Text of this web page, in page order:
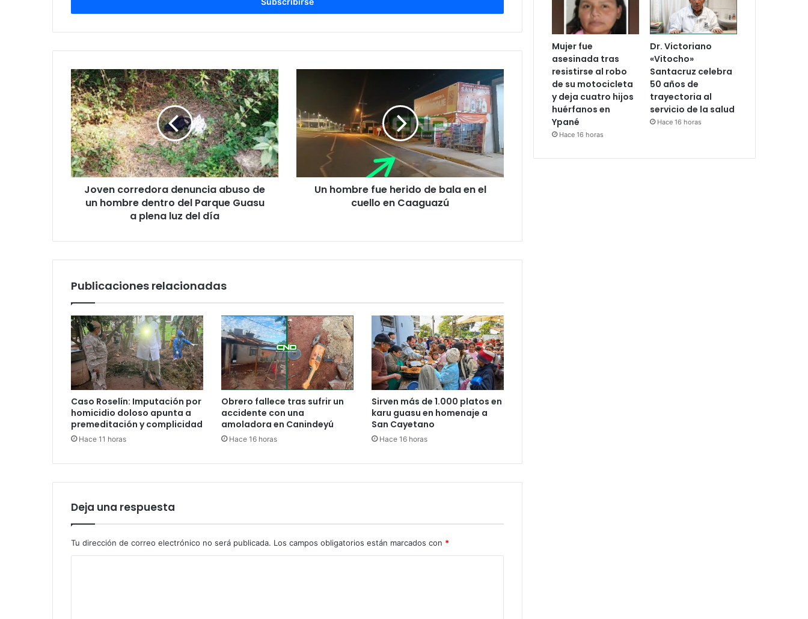
Joven corredora denuncia abuso de
un hombre dentro del Parque Guasu
a plena luz del día
Un hombre fue herido de bala en el
cuello en Caaguazú
Publicaciones relacionadas
Caso Roselín: Imputación por
homicidio doloso apunta a
premeditación y complicidad
Hace 11 horas
Obrero fallece tras sufrir un
accidente con una
amoladora en Canindeyú
Hace 16 horas
Sirven más de 1.000 platos en
karu guasu en homenaje a
San Cayetano
Hace 16 horas
Deja una respuesta
Tu dirección de correo electrónico no será publicada. Los campos obligatorios están marcados con *
Mujer fue
asesinada tras
resistirse al robo
de su motocicleta
y deja cuatro hijos
huérfanos en
Ypané
Hace 16 horas
Dr. Victoriano
«Vitocho»
Santacruz celebra
50 años de
trayectoria al
servicio de la salud
Hace 16 horas